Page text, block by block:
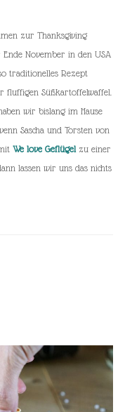
zur Thanksgiving
Ende November in den USA
traditionelles Rezept
fluffigen Süßkartoffelwaffel.
wir bislang im Hause
Sascha und Torsten von
We love Geflügel zu einer
lassen wir uns das nichts